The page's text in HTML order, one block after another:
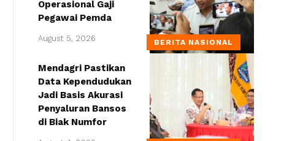
BERITA NASIONAL
Operasional Gaji
Pegawai Pemda
August 5, 2026
Mendagri Pastikan
Data Kependudukan
Jadi Basis Akurasi
Penyaluran Bansos
di Biak Numfor